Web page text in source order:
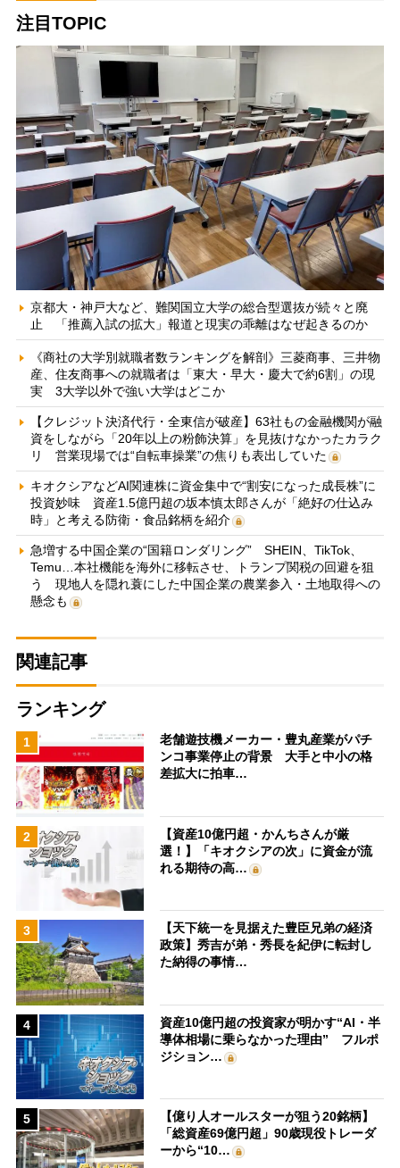
注目TOPIC
京都大・神戸大など、難関国立大学の総合型選抜が続々と廃
止 「推薦入試の拡大」報道と現実の乖離はなぜ起きるのか
《商社の大学別就職者数ランキングを解剖》三菱商事、三井物
産、住友商事への就職者は「東大・早大・慶大で約6割」の現
実 3大学以外で強い大学はどこか
【クレジット決済代行・全東信が破産】63社もの金融機関が融
資をしながら「20年以上の粉飾決算」を見抜けなかったカラク
リ 営業現場では“自転車操業”の焦りも表出していた
キオクシアなどAI関連株に資金集中で“割安になった成長株”に
投資妙味 資産1.5億円超の坂本慎太郎さんが「絶好の仕込み
時」と考える防衛・食品銘柄を紹介
急増する中国企業の“国籍ロンダリング” SHEIN、TikTok、
Temu…本社機能を海外に移転させ、トランプ関税の回避を狙
う 現地人を隠れ蓑にした中国企業の農業参入・土地取得への
懸念も
関連記事
ランキング
1
老舗遊技機メーカー・豊丸産業がパチ
ンコ事業停止の背景 大手と中小の格
差拡大に拍車…
2
【資産10億円超・かんちさんが厳
選！】「キオクシアの次」に資金が流
れる期待の高…
3
【天下統一を見据えた豊臣兄弟の経済
政策】秀吉が弟・秀長を紀伊に転封し
た納得の事情…
4
資産10億円超の投資家が明かす“AI・半
導体相場に乗らなかった理由” フルポ
ジション…
5
【億り人オールスターが狙う20銘柄】
「総資産69億円超」90歳現役トレーダ
ーから“10…